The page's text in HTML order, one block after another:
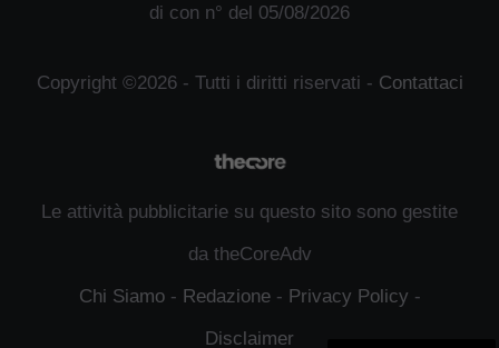
di con n° del 05/08/2026
Copyright ©2026 - Tutti i diritti riservati - Contattaci
Le attività pubblicitarie su questo sito sono gestite
da theCoreAdv
Chi Siamo- Redazione- Privacy Policy -
Disclaimer